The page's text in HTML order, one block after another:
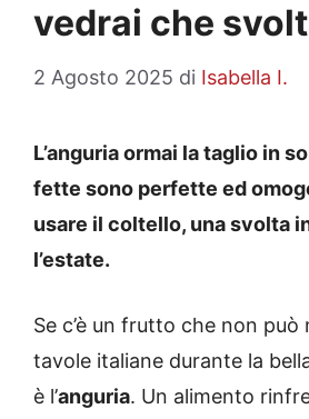
vedrai che
2 Agosto 2025 di Isabella I.
L’anguria ormai la taglio in
fette sono perfette ed
usare il coltello, una svolta
l’estate.
Se c’è un frutto che non può
tavole italiane durante la
è l’anguria. Un alimento